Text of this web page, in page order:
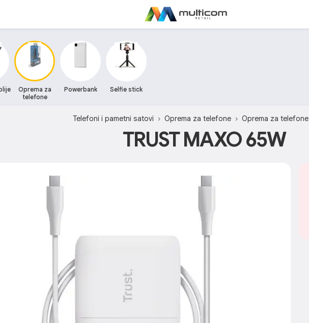
Oprema za
telefone
Powerbank Selfie stick
Telefoni i pametni satovi Oprema za telefone Oprema za telefone
TRUST MAXO 65W